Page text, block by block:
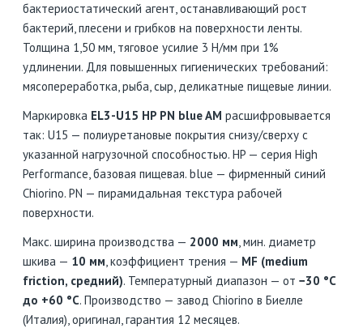
бактериостатический агент, останавливающий рост
бактерий, плесени и грибков на поверхности ленты.
Толщина 1,50 мм, тяговое усилие 3 Н/мм при 1%
удлинении. Для повышенных гигиенических требований:
мясопереработка, рыба, сыр, деликатные пищевые линии.
Маркировка EL3-U15 HP PN blue AM расшифровывается
так: U15 — полиуретановые покрытия снизу/сверху с
указанной нагрузочной способностью. HP — серия High
Performance, базовая пищевая. blue — фирменный синий
Chiorino. PN — пирамидальная текстура рабочей
поверхности.
Макс. ширина производства — 2000 мм, мин. диаметр
шкива — 10 мм, коэффициент трения — MF (medium
friction, средний). Температурный диапазон — от −30 °C
до +60 °C. Производство — завод Chiorino в Биелле
(Италия), оригинал, гарантия 12 месяцев.